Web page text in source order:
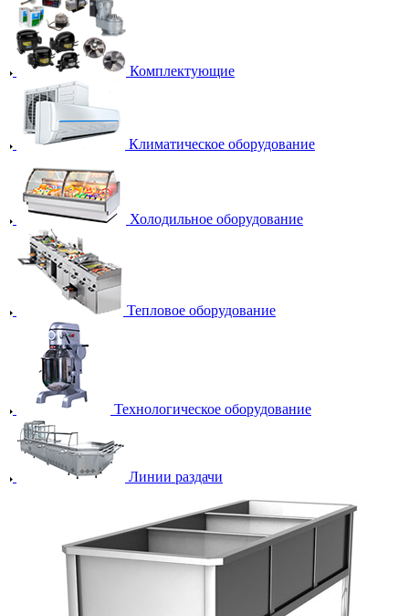
Комплектующие
Климатическое оборудование
Холодильное оборудование
Тепловое оборудование
Технологическое оборудование
Линии раздачи